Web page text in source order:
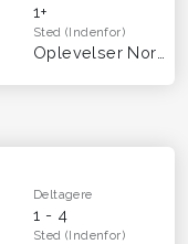
1+
Sted(Indenfor)
Deltagere
1 - 4
Sted(Indenfor)